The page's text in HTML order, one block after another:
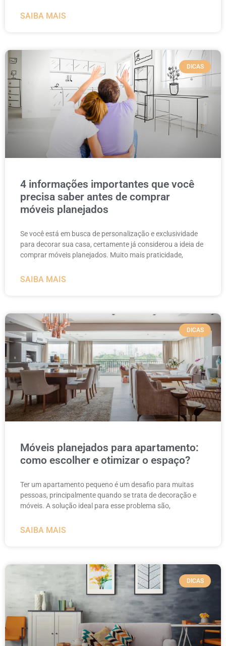
SAIBA MAIS
DICAS
4 informações importantes que você
precisa saber antes de comprar
móveis planejados
Se você está em busca de personalização e exclusividade
para decorar sua casa, certamente já considerou a ideia de
comprar móveis planejados. Muito mais praticidade,
SAIBA MAIS
DICAS
Móveis planejados para apartamento:
como escolher e otimizar o espaço?
Ter um apartamento pequeno é um desafio para muitas
pessoas, principalmente quando se trata de decoração e
móveis. A solução ideal para esse problema são,
SAIBA MAIS
DICAS